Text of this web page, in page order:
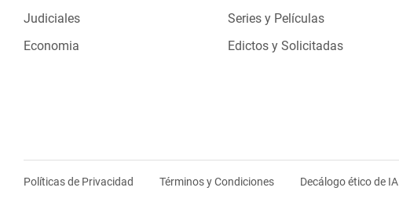
Judiciales
Economia
Series y Películas
Edictos y Solicitadas
Políticas de Privacidad Términos y Condiciones Decálogo ético de IA